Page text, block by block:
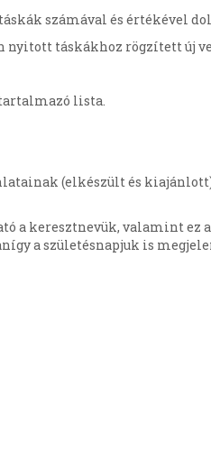
számával és értékével
táskákhoz rögzített új
lista.
(elkészült és
a keresztnevük, valamint ez
a születésnapjuk is